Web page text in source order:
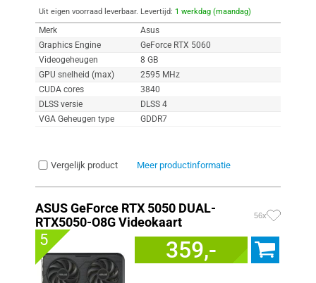
Uit eigen voorraad leverbaar. Levertijd: 1 werkdag (maandag)
Merk
Asus
Graphics Engine
GeForce RTX 5060
Videogeheugen
8 GB
GPU snelheid (max)
2595 MHz
CUDA cores
3840
DLSS versie
DLSS 4
VGA Geheugen type
GDDR7
Vergelijk product Meer productinformatie
ASUS GeForce RTX 5050 DUAL-
RTX5050-O8G Videokaart
56x
5 359,-